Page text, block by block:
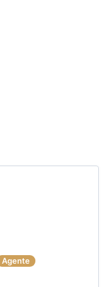
Agente